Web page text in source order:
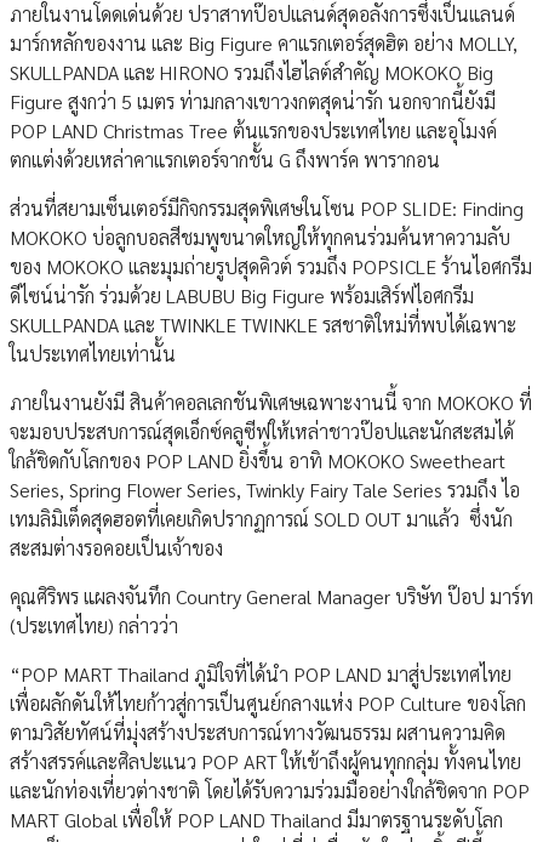
ภายในงานโดดเด่นด้วย ปราสาทป๊อปแลนด์สุดอลังการซึ่งเป็นแลนด์
มาร์กหลักของงาน และ Big Figure คาแรกเตอร์สุดฮิต อย่าง MOLLY,
SKULLPANDA และ HIRONO รวมถึงไฮไลต์สำคัญ MOKOKO Big
Figure สูงกว่า 5 เมตร ท่ามกลางเขาวงกตสุดน่ารัก นอกจากนี้ยังมี
POP LAND Christmas Tree ต้นแรกของประเทศไทย และอุโมงค์
ตกแต่งด้วยเหล่าคาแรกเตอร์จากชั้น G ถึงพาร์ค พารากอน
ส่วนที่สยามเซ็นเตอร์มีกิจกรรมสุดพิเศษในโซน POP SLIDE: Finding
MOKOKO บ่อลูกบอลสีชมพูขนาดใหญ่ให้ทุกคนร่วมค้นหาความลับ
ของ MOKOKO และมุมถ่ายรูปสุดคิวต์ รวมถึง POPSICLE ร้านไอศกรีม
ดีไซน์น่ารัก ร่วมด้วย LABUBU Big Figure พร้อมเสิร์ฟไอศกรีม
SKULLPANDA และ TWINKLE TWINKLE รสชาติใหม่ที่พบได้เฉพาะ
ในประเทศไทยเท่านั้น
ภายในงานยังมี สินค้าคอลเลกชันพิเศษเฉพาะงานนี้ จาก MOKOKO ที่
จะมอบประสบการณ์สุดเอ็กซ์คลูซีฟให้เหล่าชาวป๊อปและนักสะสมได้
ใกล้ชิดกับโลกของ POP LAND ยิ่งขึ้น อาทิ MOKOKO Sweetheart
Series, Spring Flower Series, Twinkly Fairy Tale Series รวมถึง ไอ
เทมลิมิเต็ดสุดฮอตที่เคยเกิดปรากฏการณ์ SOLD OUT มาแล้ว ซึ่งนัก
สะสมต่างรอคอยเป็นเจ้าของ
คุณศิริพร แผลงจันทึก Country General Manager บริษัท ป๊อป มาร์ท
(ประเทศไทย) กล่าวว่า
“POP MART Thailand ภูมิใจที่ได้นำ POP LAND มาสู่ประเทศไทย
เพื่อผลักดันให้ไทยก้าวสู่การเป็นศูนย์กลางแห่ง POP Culture ของโลก
ตามวิสัยทัศน์ที่มุ่งสร้างประสบการณ์ทางวัฒนธรรม ผสานความคิด
สร้างสรรค์และศิลปะแนว POP ART ให้เข้าถึงผู้คนทุกกลุ่ม ทั้งคนไทย
และนักท่องเที่ยวต่างชาติ โดยได้รับความร่วมมืออย่างใกล้ชิดจาก POP
MART Global เพื่อให้ POP LAND Thailand มีมาตรฐานระดับโลก